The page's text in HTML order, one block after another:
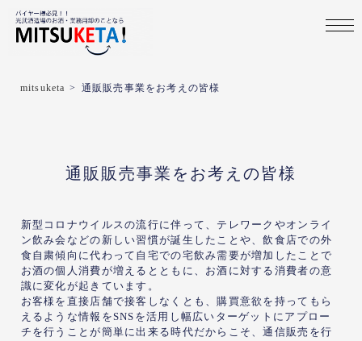
mitsuketa > 通販販売事業をお考えの皆様
通販販売事業をお考えの皆様
新型コロナウイルスの流行に伴って、テレワークやオンライ
ン飲み会などの新しい習慣が誕生したことや、飲食店での外
食自粛傾向に代わって自宅での宅飲み需要が増加したことで
お酒の個人消費が増えるとともに、お酒に対する消費者の意
識に変化が起きています。
お客様を直接店舗で接客しなくとも、購買意欲を持ってもら
えるような情報をSNSを活用し幅広いターゲットにアプロー
チを行うことが簡単に出来る時代だからこそ、通信販売を行